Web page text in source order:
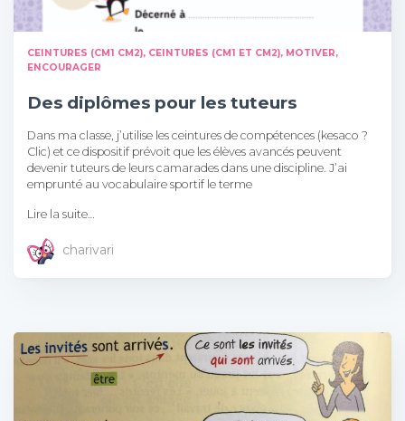
CEINTURES (CM1 CM2) CEINTURES (CM1 ET CM2) MOTIVER,
ENCOURAGER
Des diplômes pour les tuteurs
Dans ma classe, j’utilise les ceintures de compétences (kesaco ?
Clic) et ce dispositif prévoit que les élèves avancés peuvent
devenir tuteurs de leurs camarades dans une discipline. J’ai
emprunté au vocabulaire sportif le terme
Lire la suite…
charivari